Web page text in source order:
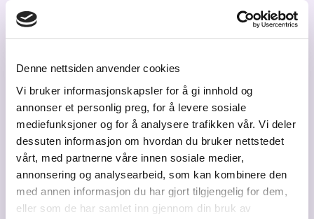
Denne nettsiden anvender cookies
Vi bruker informasjonskapsler for å gi innhold og
annonser et personlig preg, for å levere sosiale
mediefunksjoner og for å analysere trafikken vår. Vi deler
dessuten informasjon om hvordan du bruker nettstedet
vårt, med partnerne våre innen sosiale medier,
annonsering og analysearbeid, som kan kombinere den
med annen informasjon du har gjort tilgjengelig for dem,
eller som de har samlet inn gjennom din bruk av
Miljøfyrtårn
: Miljøfyrtårn tilbyr et omfattende digitalt
styringsverktøy designet for å veilede virksomheter i deres
i Energihusets tilnærming er miljøledelsessystemet, hvor
Miljøfyrtårnportalen. Styringsverktøy benytter en firetrinns
prosess: planlegging, utførelse, kontroll og korrigering av
miljøtiltak. Når fulgt konsekvent, fører denne metoden
virksomheter oppover i en progressiv “grønn spiral”.
Klimafokus også i eget hus
Energihusets skarpe klimafokus omfatter også deres egen drift.
Selskapet er Miljøfyrtårn, benytter elektriske biler og har innført
en rekke energibesparende tiltak og rutiner – og er en